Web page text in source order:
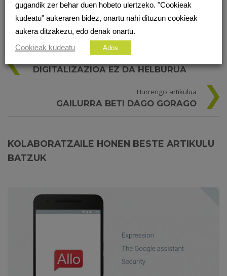
DIGITALIZAZIOA EZ DA HELBURUA
Hurrengo artikulua
GAILURRA BETI DAGO GORAGO
KOLABORATZAILE HONEN BESTE ARTIKULU
BATZUK
gugandik zer behar duen hobeto ulertzeko. "Cookieak
kudeatu" aukeraren bidez, onartu nahi dituzun cookieak
aukera ditzakezu, edo denak onartu.
Cookieak kudeatu
Ados